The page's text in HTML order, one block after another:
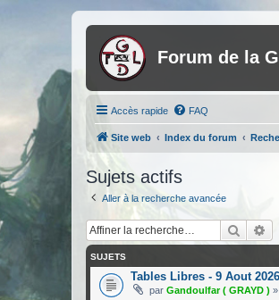
Forum de la
Accès rapide FAQ
Site web Index du forum
Sujets actifs
Aller à la recherche avancée
SUJETS
Tables Libres - 9 Aout 2026
par Gandoulfar ( GRAYD ) »